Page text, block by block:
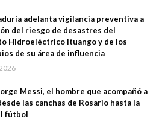
adelanta vigilancia preventiva a
del riesgo de desastres del
Hidroeléctrico Ituango y de los
de su área de influencia
Messi, el hombre que acompañó a
las canchas de Rosario hasta la
fútbol